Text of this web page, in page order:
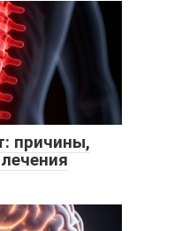
причины,